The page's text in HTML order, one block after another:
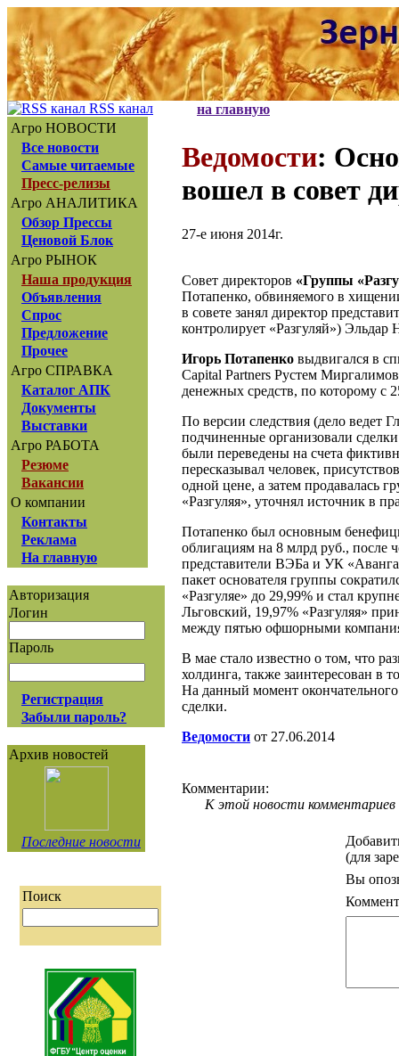
RSS канал
Агро НОВОСТИ
Все новости
Самые читаемые
Пресс-релизы
Агро АНАЛИТИКА
Обзор Прессы
Ценовой Блок
Агро РЫНОК
Наша продукция
Объявления
Спрос
Предложение
Прочее
Агро СПРАВКА
Каталог АПК
Документы
Выставки
Агро РАБОТА
Резюме
Вакансии
О компании
Контакты
Реклама
На главную
Авторизация
Логин
Пароль
Регистрация
Забыли пароль?
Архив новостей
Последние новости
Поиск
на главную
Ведомости:
вошел в совет
27-е июня 2014г.
Совет директоров «Группы
Потапенко, обвиняемого в
в совете занял директор
контролирует «Разгуляй») Эльдар
Игорь Потапенко выдвигался в
Capital Partners Рустем
денежных средств, по которому с
По версии следствия (дело ведет
подчиненные организовали
были переведены на счета
пересказывал человек,
одной цене, а затем продавалась
«Разгуляя», уточнял источник в
Потапенко был основным
облигациям на 8 млрд руб., после
представители ВЭБа и УК
пакет основателя группы
«Разгуляе» до 29,99% и стал
Льговский, 19,97% «Разгуляя»
между пятью офшорными
В мае стало известно о том, что
холдинга, также заинтересован в
На данный момент
сделки.
Ведомости от 27.06.2014
Комментарии:
К этой новости комментариев
(для
Вы